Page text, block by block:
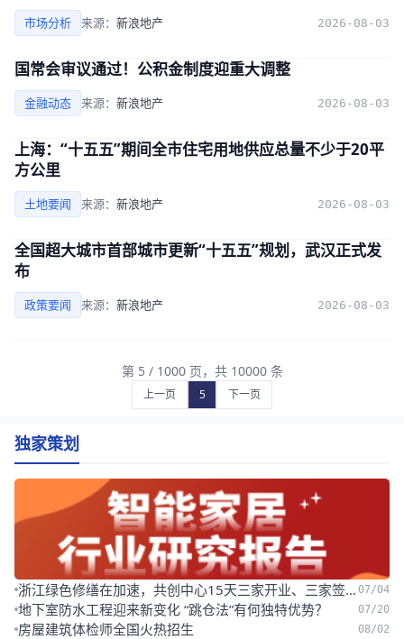
市场分析 来源： 新浪地产 2026-08-03
国常会审议通过！公积金制度迎重大调整
金融动态 来源： 新浪地产 2026-08-03
上海：“十五五”期间全市住宅用地供应总量不少于20平
方公里
土地要闻 来源： 新浪地产 2026-08-03
全国超大城市首部城市更新“十五五”规划，武汉正式发
布
政策要闻 来源： 新浪地产 2026-08-03
第 5 / 1000 页，共 10000 条
上一页 5 下一页
独家策划
浙江绿色修缮在加速，共创中心15天三家开业、三家签约！ 07/04
地下室防水工程迎来新变化 “跳仓法”有何独特优势？ 07/20
房屋建筑体检师全国火热招生 08/02